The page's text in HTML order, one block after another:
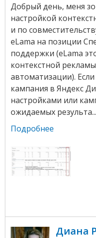
Добрый день, меня
настройкой
и по
eLama на позиции
поддержки (eLama
контекстной
автоматизации).
кампания в Яндекс
настройками или
ожидаемых результа...
Подробнее
Диана